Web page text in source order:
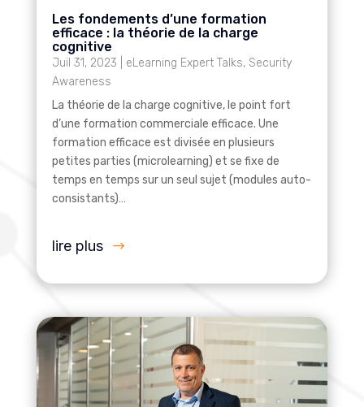
Les fondements d’une formation
efficace : la théorie de la charge
cognitive
Juil 31, 2023 eLearning Expert Talks, Security
Awareness
La théorie de la charge cognitive, le point fort
d’une formation commerciale efficace. Une
formation efficace est divisée en plusieurs
petites parties (microlearning) et se fixe de
temps en temps sur un seul sujet (modules auto-
consistants)…
lire plus